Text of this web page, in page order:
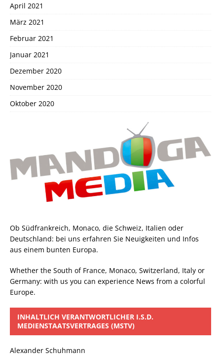
April 2021
März 2021
Februar 2021
Januar 2021
Dezember 2020
November 2020
Oktober 2020
Ob Südfrankreich, Monaco, die Schweiz, Italien oder
Deutschland: bei uns erfahren Sie Neuigkeiten und Infos
aus einem bunten Europa.
Whether the South of France, Monaco, Switzerland, Italy or
Germany: with us you can experience News from a colorful
Europe.
INHALTLICH VERANTWORTLICHER I.S.D.
MEDIENSTAATSVERTRAGES (MSTV)
Alexander Schuhmann